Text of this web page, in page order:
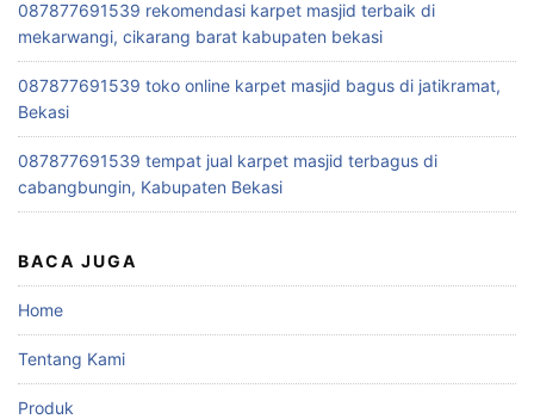
087877691539 rekomendasi karpet masjid terbaik di
mekarwangi, cikarang barat kabupaten bekasi
087877691539 toko online karpet masjid bagus di jatikramat,
Bekasi
087877691539 tempat jual karpet masjid terbagus di
cabangbungin, Kabupaten Bekasi
BACA JUGA
Home
Tentang Kami
Produk